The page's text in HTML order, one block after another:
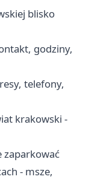
blisko
godziny,
telefony,
krakowski -
zaparkować
- msze,